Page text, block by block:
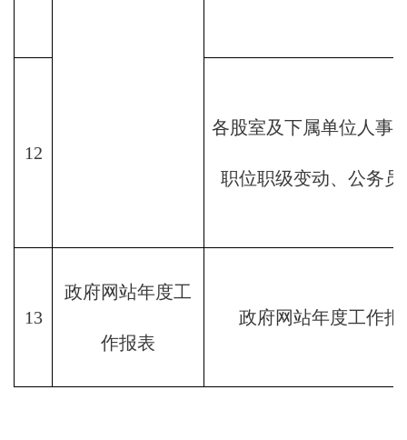
12
各股室及下属单位人事
职位职级变动、公务员
13
政府网站年度工
作报表
政府网站年度工作报